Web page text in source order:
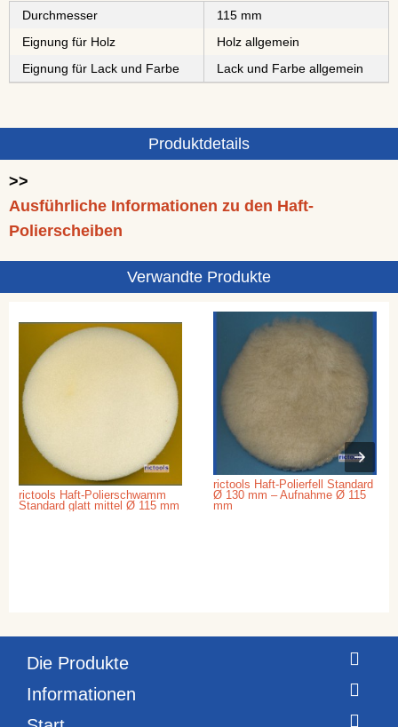
Durchmesser
115 mm
Eignung für Holz
Holz allgemein
Eignung für Lack und Farbe
Lack und Farbe allgemein
Produktdetails
>>
Ausführliche Informationen zu den Haft-
Polierscheiben
Verwandte Produkte
rictools Haft-Polierschwamm
Standard glatt mittel Ø 115 mm
rictools Haft-Polierfell Standard
Ø 130 mm – Aufnahme Ø 115
mm
Die Produkte
Informationen